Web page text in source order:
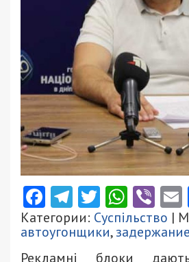
Facebook
Telegram
Twitter
Категории: Суспільство |
автоугонщики,задержание
Рекламні блоки